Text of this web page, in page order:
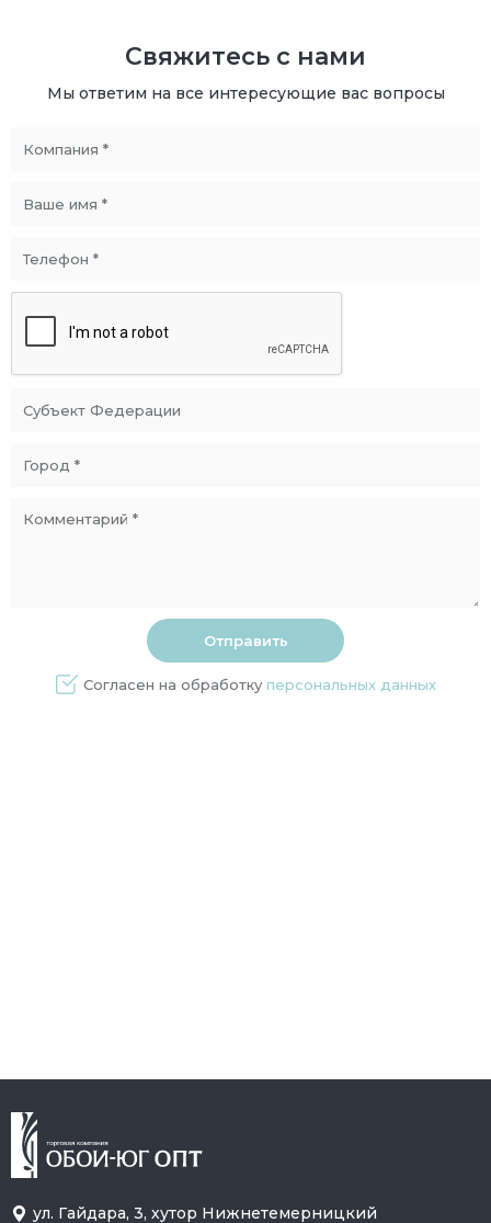
Свяжитесь с нами
Мы ответим на все интересующие вас вопросы
Согласен на обработку персональных данных
ул. Гайдара, 3, хутор Нижнетемерницкий